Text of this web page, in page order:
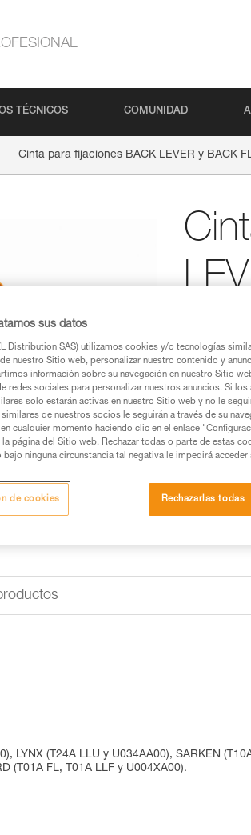
TÉCNICOS COMUNIDAD
Cinta para fijaciones BACK LEVER y BACK
Cinta
Cinta de
Es
Buscar un
LYNX (T24A LLU y U034AA00), SARKEN
(T01A FL, T01A LLF y U004XA00).
sus datos
Distribution SAS) utilizamos cookies y/o tecnologías
nuestro Sitio web, personalizar nuestro contenido y
información sobre su navegación en nuestro Sitio
redes sociales para personalizar nuestros anuncios. Si
solo estarán activas en nuestro Sitio web y no le
de nuestros socios le seguirán a través de su
cualquier momento haciendo clic en el enlace
página del Sitio web. Rechazar todas o parte de estas
bajo ninguna circunstancia tal negativa le impedirá
Rechazarlas todas
de cookies